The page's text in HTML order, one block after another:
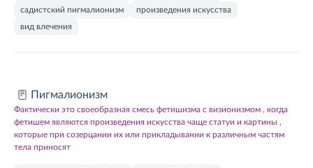
садистский пигмалионизм
произведения искусства
вид влечения
Пигмалионизм
Фактически это своеобразная смесь фетишизма с визионизмом , когда
фетишем являются произведения искусства чаще статуи и картины ,
которые при созерцании их или прикладывании к различным частям
тела приносят